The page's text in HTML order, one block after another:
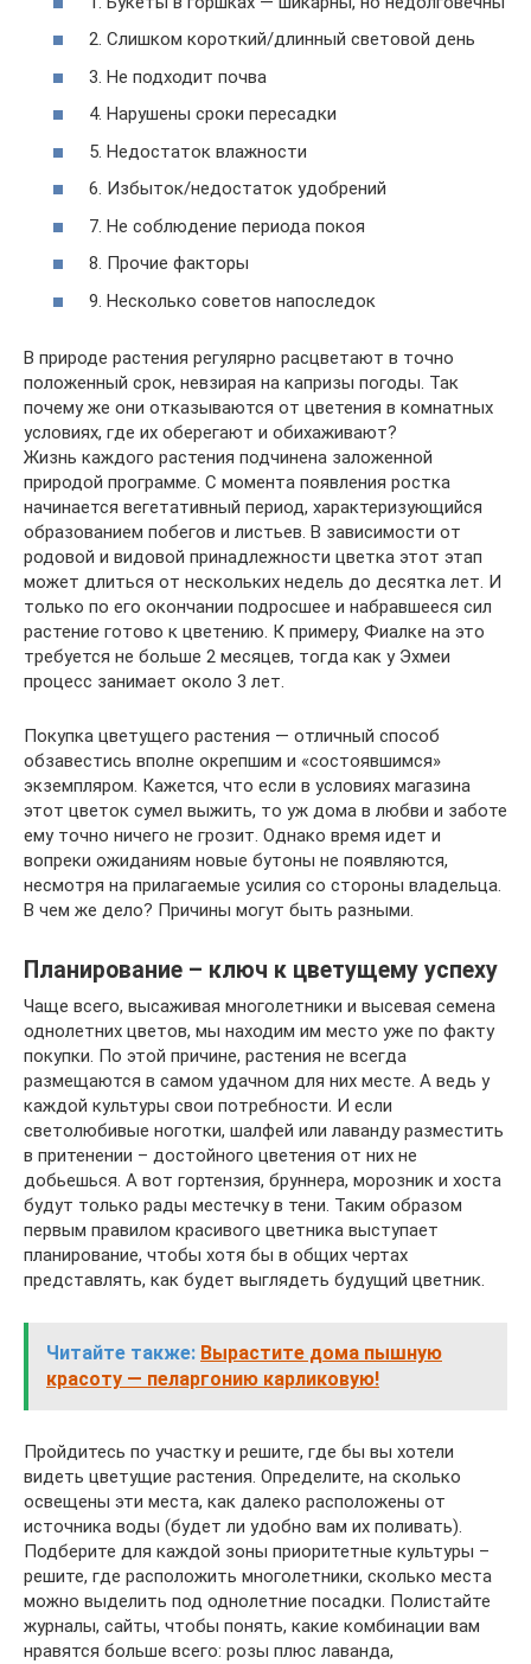
2. Слишком короткий/длинный световой день
3. Не подходит почва
4. Нарушены сроки пересадки
5. Недостаток влажности
6. Избыток/недостаток удобрений
7. Не соблюдение периода покоя
8. Прочие факторы
9. Несколько советов напоследок
В природе растения регулярно расцветают в точно
положенный срок, невзирая на капризы погоды. Так
почему же они отказываются от цветения в комнатных
условиях, где их оберегают и обихаживают?
Жизнь каждого растения подчинена заложенной
природой программе. С момента появления ростка
начинается вегетативный период, характеризующийся
образованием побегов и листьев. В зависимости от
родовой и видовой принадлежности цветка этот этап
может длиться от нескольких недель до десятка лет. И
только по его окончании подросшее и набравшееся сил
растение готово к цветению. К примеру, Фиалке на это
требуется не больше 2 месяцев, тогда как у Эхмеи
процесс занимает около 3 лет.
Покупка цветущего растения — отличный способ
обзавестись вполне окрепшим и «состоявшимся»
экземпляром. Кажется, что если в условиях магазина
этот цветок сумел выжить, то уж дома в любви и заботе
ему точно ничего не грозит. Однако время идет и
вопреки ожиданиям новые бутоны не появляются,
несмотря на прилагаемые усилия со стороны владельца.
В чем же дело? Причины могут быть разными.
Планирование – ключ к цветущему успеху
Чаще всего, высаживая многолетники и высевая семена
однолетних цветов, мы находим им место уже по факту
покупки. По этой причине, растения не всегда
размещаются в самом удачном для них месте. А ведь у
каждой культуры свои потребности. И если
светолюбивые ноготки, шалфей или лаванду разместить
в притенении – достойного цветения от них не
добьешься. А вот гортензия, бруннера, морозник и хоста
будут только рады местечку в тени. Таким образом
первым правилом красивого цветника выступает
планирование, чтобы хотя бы в общих чертах
представлять, как будет выглядеть будущий цветник.
Читайте также: Вырастите дома пышную
красоту — пеларгонию карликовую!
Пройдитесь по участку и решите, где бы вы хотели
видеть цветущие растения. Определите, на сколько
освещены эти места, как далеко расположены от
источника воды (будет ли удобно вам их поливать).
Подберите для каждой зоны приоритетные культуры –
решите, где расположить многолетники, сколько места
можно выделить под однолетние посадки. Полистайте
журналы, сайты, чтобы понять, какие комбинации вам
нравятся больше всего: розы плюс лаванда,